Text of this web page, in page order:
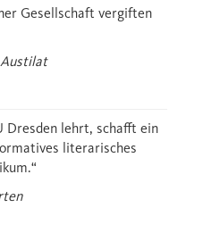
Geschichten,
verbale Keule
(und auch weniger
inspirierendes
Gesellschaft vergiften
Austilat
Dresden lehrt, schafft ein
literarisches